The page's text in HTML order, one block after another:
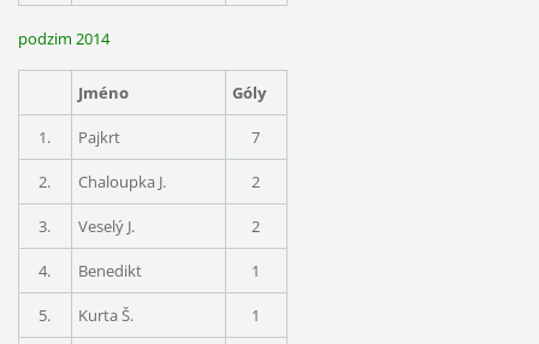
podzim 2014
Jméno Góly
1. Pajkrt 7
2. Chaloupka J. 2
3. Veselý J. 2
4. Benedikt 1
5. Kurta Š. 1